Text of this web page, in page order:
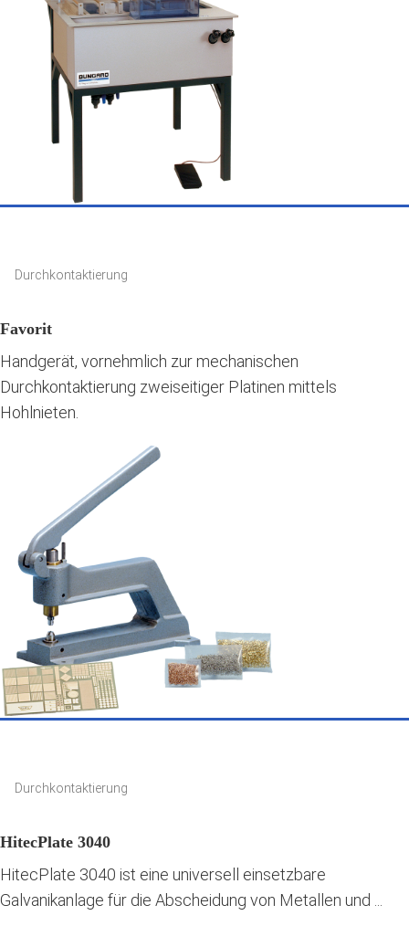
Favorit
Durchkontaktierung
Handgerät, vornehmlich zur mechanischen
Durchkontaktierung zweiseitiger Platinen mittels
Hohlnieten.
HitecPlate 3040
Durchkontaktierung
HitecPlate 3040 ist eine universell einsetzbare
Galvanikanlage für die Abscheidung von Metallen und ...